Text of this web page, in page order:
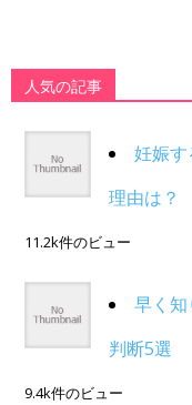
人気の記事
妊娠
理由は？
11.2k件のビュー
早く
判断5選
9.4k件のビュー